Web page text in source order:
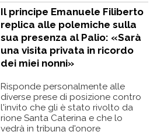
Il principe Emanuele Filiberto
replica alle polemiche sulla
sua presenza al Palio: «Sarà
una visita privata in ricordo
dei miei nonni»
Risponde personalmente alle
diverse prese di posizione contro
l'invito che gli è stato rivolto da
rione Santa Caterina e che lo
vedrà in tribuna d'onore